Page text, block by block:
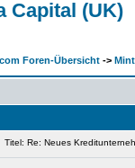
Capital (UK)
Foren-Übersicht ->
Titel: Re: Neues